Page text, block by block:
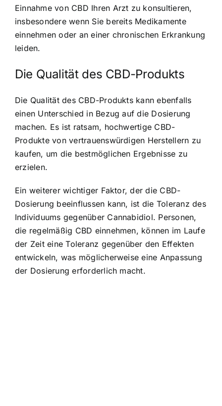
Einnahme von CBD Ihren Arzt zu konsultieren,
insbesondere wenn Sie bereits Medikamente
einnehmen oder an einer chronischen Erkrankung
leiden.
Die Qualität des CBD-Produkts
Die Qualität des CBD-Produkts kann ebenfalls
einen Unterschied in Bezug auf die Dosierung
machen. Es ist ratsam, hochwertige CBD-
Produkte von vertrauenswürdigen Herstellern zu
kaufen, um die bestmöglichen Ergebnisse zu
erzielen.
Ein weiterer wichtiger Faktor, der die CBD-
Dosierung beeinflussen kann, ist die Toleranz des
Individuums gegenüber Cannabidiol. Personen,
die regelmäßig CBD einnehmen, können im Laufe
der Zeit eine Toleranz gegenüber den Effekten
entwickeln, was möglicherweise eine Anpassung
der Dosierung erforderlich macht.